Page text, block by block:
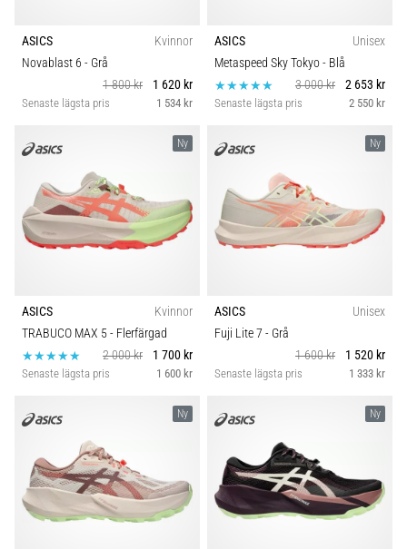
ASICS
Kvinnor
Novablast 6 - Grå
1 800 kr
1 620 kr
Senaste lägsta pris 1 534 kr
ASICS
Unisex
Metaspeed Sky Tokyo- Blå
3 000 kr
2 653 kr
Senaste lägsta pris 2 550 kr
Ny
ASICS
Kvinnor
TRABUCO MAX 5- Flerfärgad
2 000 kr
1 700 kr
Senaste lägsta pris 1 600 kr
Ny
ASICS
Unisex
Fuji Lite 7 - Grå
1 600 kr
1 520 kr
Senaste lägsta pris 1 333 kr
Ny Ny